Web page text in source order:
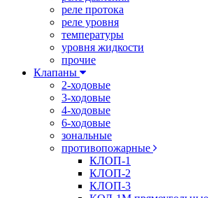
реле протока
реле уровня
температуры
уровня жидкости
прочие
Клапаны
2-ходовые
3-ходовые
4-ходовые
6-ходовые
зональные
противопожарные
КЛОП-1
КЛОП-2
КЛОП-3